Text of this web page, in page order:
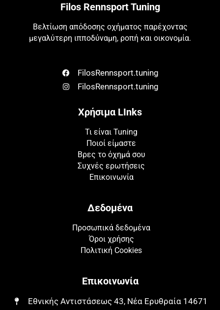
Filos Rennsport Tuning
Βελτίωση απόδοσης οχήματος παρέχοντας
μεγαλύτερη ιπποδύναμη, ροπή και οικονομία.
FilosRennsport.tuning
FilosRennsport.tuning
Χρήσιμα LInks
Τι είναι Tuning
Ποιοί είμαστε
Βρες το όχημά σου
Συχνές ερωτήσεις
Επικοινωνία
Δεδομένα
Προσωπικά δεδομένα
Όροι χρήσης
Πολιτική Cookies
Επικοινωνία
Εθνικής Αντιστάσεως 43, Νέα Ερυθραία 14671​​